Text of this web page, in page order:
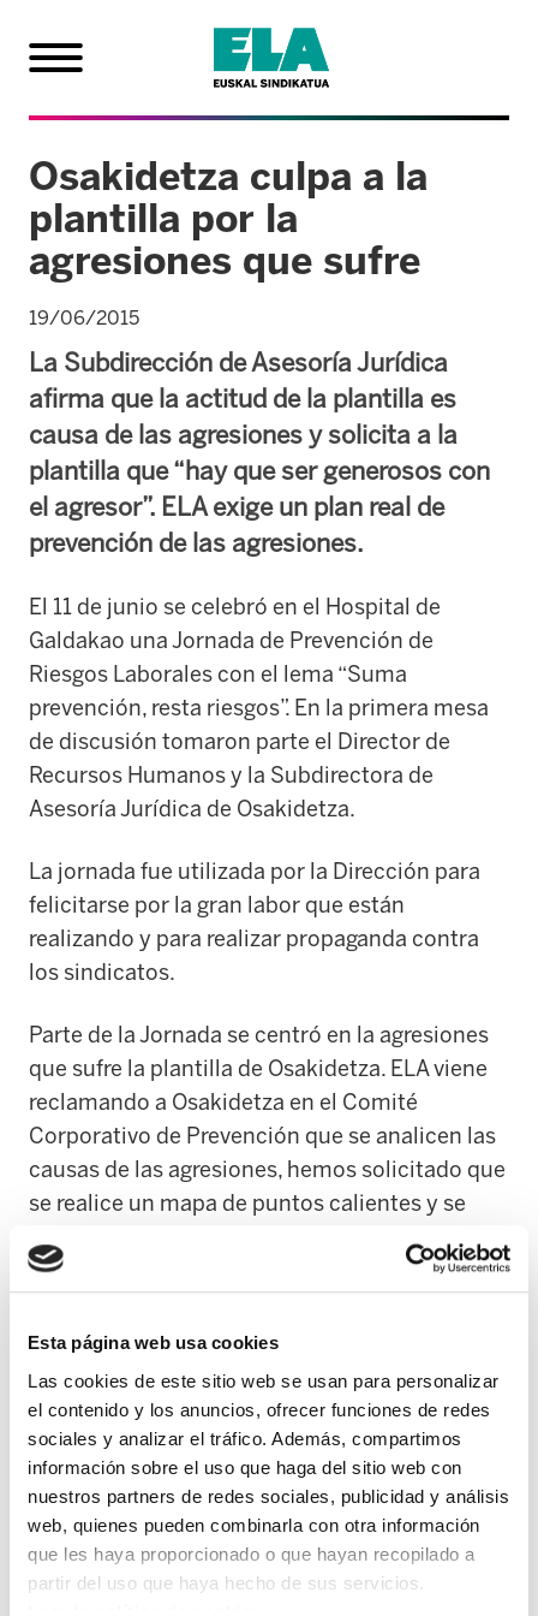
Esta página web usa cookies
Las cookies de este sitio web se usan para personalizar
el contenido y los anuncios, ofrecer funciones de redes
sociales y analizar el tráfico. Además, compartimos
información sobre el uso que haga del sitio web con
nuestros partners de redes sociales, publicidad y análisis
web, quienes pueden combinarla con otra información
que les haya proporcionado o que hayan recopilado a
partir del uso que haya hecho de sus servicios.
Osakidetza culpa a la
plantilla por la
agresiones que sufre
19/06/2015
La Subdirección de Asesoría Jurídica
afirma que la actitud de la plantilla es
causa de las agresiones y solicita a la
plantilla que “hay que ser generosos con
el agresor”. ELA exige un plan real de
prevención de las agresiones.
El 11 de junio se celebró en el Hospital de
Galdakao una Jornada de Prevención de
Riesgos Laborales con el lema “Suma
prevención, resta riesgos”. En la primera mesa
de discusión tomaron parte el Director de
Recursos Humanos y la Subdirectora de
Asesoría Jurídica de Osakidetza.
La jornada fue utilizada por la Dirección para
felicitarse por la gran labor que están
realizando y para realizar propaganda contra
los sindicatos.
Parte de la Jornada se centró en la agresiones
que sufre la plantilla de Osakidetza. ELA viene
reclamando a Osakidetza en el Comité
Corporativo de Prevención que se analicen las
causas de las agresiones, hemos solicitado que
se realice un mapa de puntos calientes y se
revisen los protocolo de actuación. En nuestra
opinión, los recortes también están afectando
tensión han crecido por la falta de medios,
aumento de los tiempos de espera, por tener
que atender en pasillos o por falta de tiempo
para dar un servicio de mayor calidad. Estas
situaciones se vienen repitiendo, sobre todo en
servicios como las Urgencias Hospitalarias.
En ningún caso esos problemas justifican